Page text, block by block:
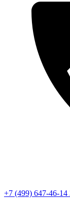
+7 (499) 647-46-14